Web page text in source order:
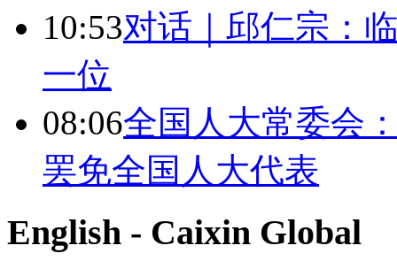
10:53对话｜邱仁宗：
一位
08:06全国人大常委会
罢免全国人大代表
English - Caixin Global